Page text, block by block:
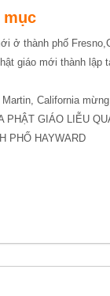
mục
ở thành phố
giáo mới thành lập
California
PHẬT GIÁO LIỄU
PHỐ HAYWARD